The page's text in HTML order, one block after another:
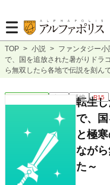
TOP > 小説 > ファンタジー小
で、国を追放された暑がりドラ
ら無双したら各地で伝説を刻ん
長編 R15
転生
で、
と極
なが
た～